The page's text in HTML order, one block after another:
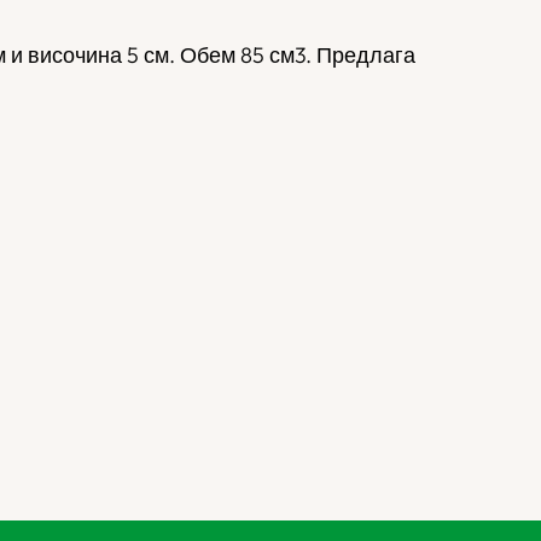
и височина 5 см. Обем 85 см3. Предлага